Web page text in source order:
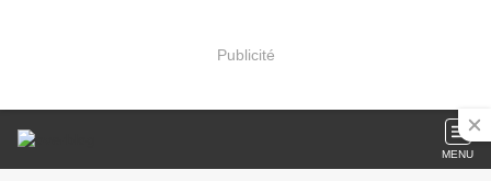
Publicité
MENU